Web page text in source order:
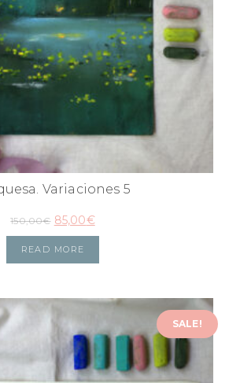
Variaciones 5
150,00€ 85,00€
READ MORE
SALE!